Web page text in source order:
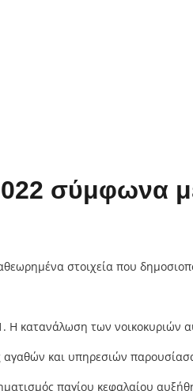
σύμφωνα
στοιχεία που
κατανάλωση των νοικοκυριών
και υπηρεσιών
παγίου κεφαλαίου